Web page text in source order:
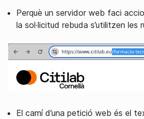
Perquè un servidor web faci
la sol·licitud rebuda s’utilitzen les
El camí d’una petició web és el